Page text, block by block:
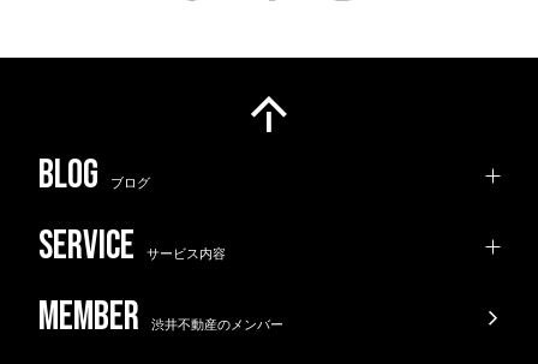
ブログ
サービス内容
渋井不動産のメンバー